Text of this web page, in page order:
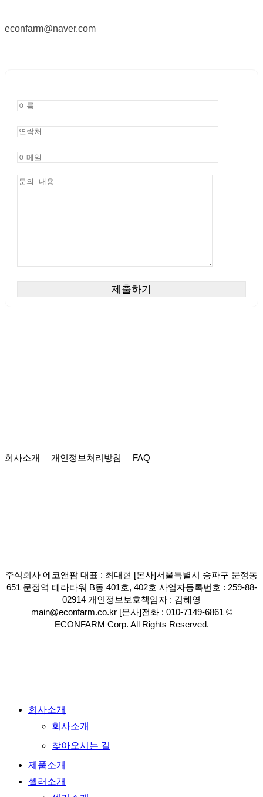
econfarm@naver.com
회사소개 개인정보처리방침 FAQ
주식회사 에코앤팜 대표 : 최대현 [본사]서울특별시 송파구 문정동
651 문정역 테라타워 B동 401호, 402호 사업자등록번호 : 259-88-
02914 개인정보보호책임자 : 김혜영
main@econfarm.co.kr [본사]전화 : 010-7149-6861 ©
ECONFARM Corp. All Rights Reserved.
Close 회사소개
회사소개
찾아오시는 길
제품소개
셀러소개